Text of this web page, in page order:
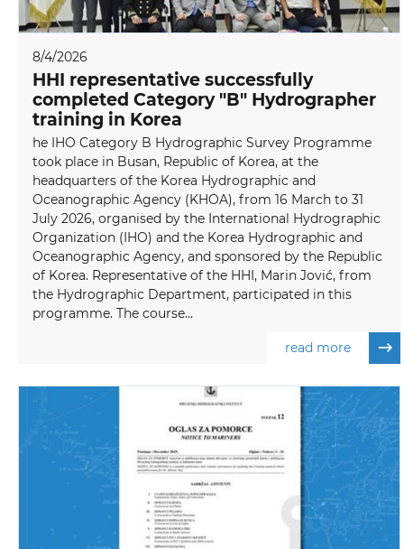
8/4/2026
HHI representative successfully
completed Category "B" Hydrographer
training in Korea
he IHO Category B Hydrographic Survey Programme
took place in Busan, Republic of Korea, at the
headquarters of the Korea Hydrographic and
Oceanographic Agency (KHOA), from 16 March to 31
July 2026, organised by the International Hydrographic
Organization (IHO) and the Korea Hydrographic and
Oceanographic Agency, and sponsored by the Republic
of Korea. Representative of the HHI, Marin Jović, from
the Hydrographic Department, participated in this
programme. The course...
read more